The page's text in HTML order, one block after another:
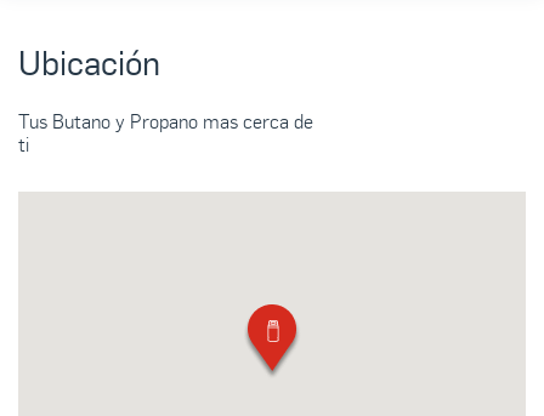
Ubicación
Tus Butano y Propano mas cerca de
ti